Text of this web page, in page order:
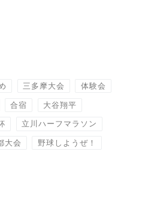
三多摩大会 体験会
合宿 大谷翔平
立川ハーフマラソン
大会 野球しようぜ！